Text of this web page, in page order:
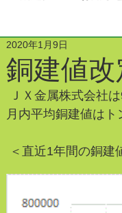
ミックスメタル
銅建値
2020年1月9日
ＪＸ金属株式会社
月内平均銅建値はト
＜直近1年間の銅建